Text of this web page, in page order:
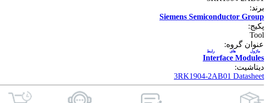
برند:
Siemens Semiconductor Group
پکیج:
Tool
عنوان گروه:
Interface Modules
ماژول های رابط
دیتاشیت:
3RK1904-2AB01 Datasheet